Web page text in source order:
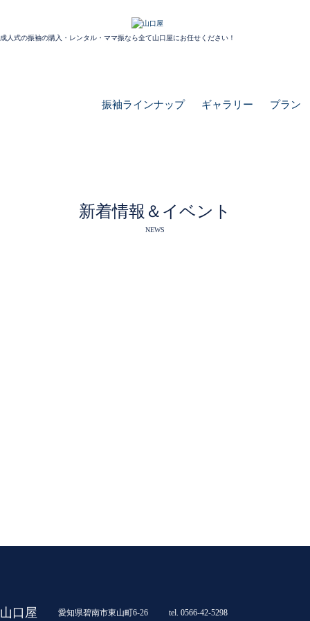
成人式の振袖の購入・レンタル・ママ振なら全て山口屋にお任せください！
振袖ラインナップ ギャラリー プラン
新着情報＆イベント
NEWS
山口屋 愛知県碧南市東山町6-26 tel. 0566-42-5298